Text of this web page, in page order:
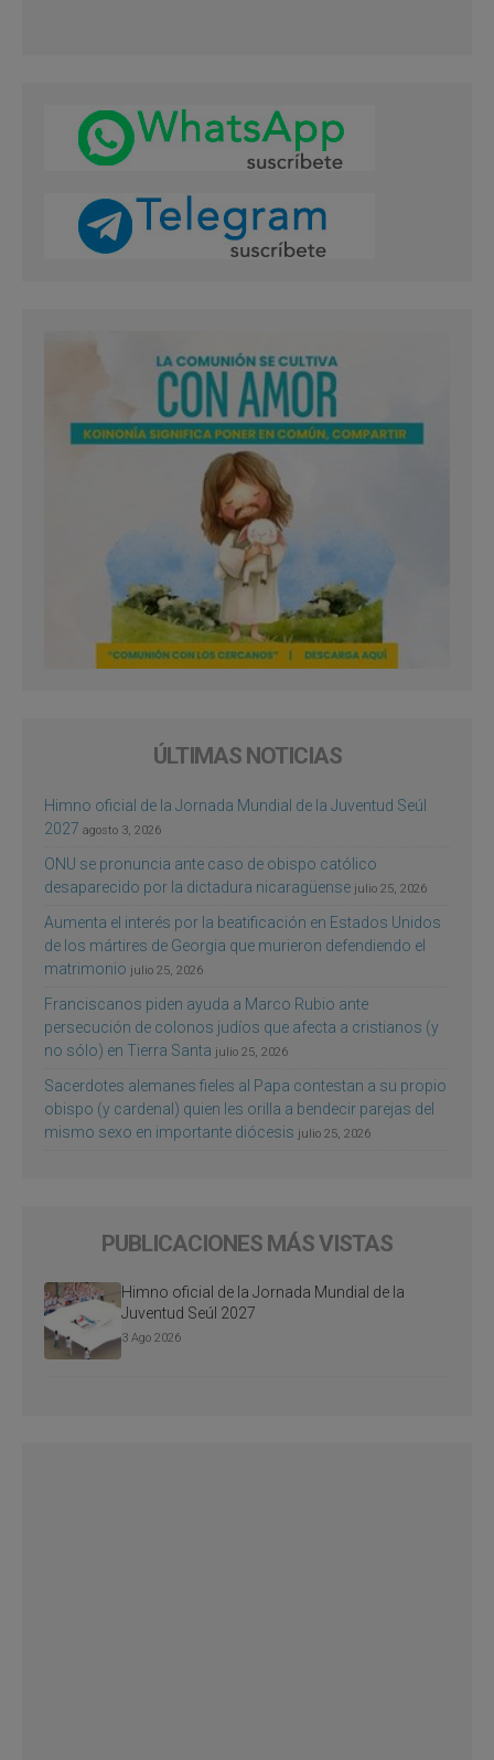
ÚLTIMAS NOTICIAS
Himno oficial de la Jornada Mundial de la Juventud Seúl
2027 agosto 3, 2026
ONU se pronuncia ante caso de obispo católico
desaparecido por la dictadura nicaragüense julio 25, 2026
Aumenta el interés por la beatificación en Estados Unidos
de los mártires de Georgia que murieron defendiendo el
matrimonio julio 25, 2026
Franciscanos piden ayuda a Marco Rubio ante
persecución de colonos judíos que afecta a cristianos (y
no sólo) en Tierra Santa julio 25, 2026
Sacerdotes alemanes fieles al Papa contestan a su propio
obispo (y cardenal) quien les orilla a bendecir parejas del
mismo sexo en importante diócesis julio 25, 2026
PUBLICACIONES MÁS VISTAS
Himno oficial de la Jornada Mundial de la
Juventud Seúl 2027
3 Ago 2026